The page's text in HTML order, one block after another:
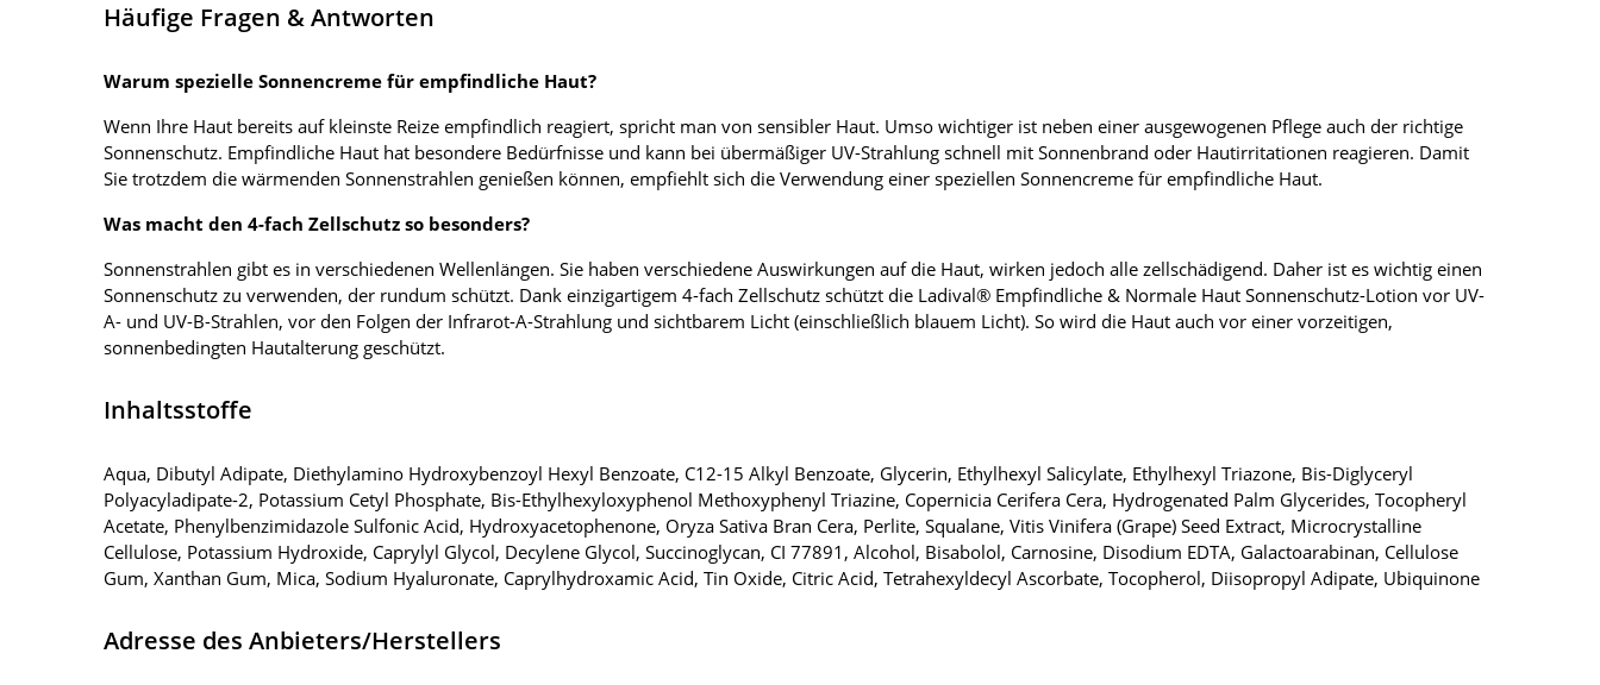
Häufige Fragen & Antworten
Warum spezielle Sonnencreme für empfindliche Haut?
Wenn Ihre Haut bereits auf kleinste Reize empfindlich reagiert, spricht man von sensibler Haut. Umso wichtiger ist neben einer ausgewogenen Pflege auch der richtige
Sonnenschutz. Empfindliche Haut hat besondere Bedürfnisse und kann bei übermäßiger UV-Strahlung schnell mit Sonnenbrand oder Hautirritationen reagieren. Damit
Sie trotzdem die wärmenden Sonnenstrahlen genießen können, empfiehlt sich die Verwendung einer speziellen Sonnencreme für empfindliche Haut.
Was macht den 4-fach Zellschutz so besonders?
Sonnenstrahlen gibt es in verschiedenen Wellenlängen. Sie haben verschiedene Auswirkungen auf die Haut, wirken jedoch alle zellschädigend. Daher ist es wichtig einen
Sonnenschutz zu verwenden, der rundum schützt. Dank einzigartigem 4-fach Zellschutz schützt die Ladival® Empfindliche & Normale Haut Sonnenschutz-Lotion vor UV-
A- und UV-B-Strahlen, vor den Folgen der Infrarot-A-Strahlung und sichtbarem Licht (einschließlich blauem Licht). So wird die Haut auch vor einer vorzeitigen,
sonnenbedingten Hautalterung geschützt.
Inhaltsstoffe
Aqua, Dibutyl Adipate, Diethylamino Hydroxybenzoyl Hexyl Benzoate, C12-15 Alkyl Benzoate, Glycerin, Ethylhexyl Salicylate, Ethylhexyl Triazone, Bis-Diglyceryl
Polyacyladipate-2, Potassium Cetyl Phosphate, Bis-Ethylhexyloxyphenol Methoxyphenyl Triazine, Copernicia Cerifera Cera, Hydrogenated Palm Glycerides, Tocopheryl
Acetate, Phenylbenzimidazole Sulfonic Acid, Hydroxyacetophenone, Oryza Sativa Bran Cera, Perlite, Squalane, Vitis Vinifera (Grape) Seed Extract, Microcrystalline
Cellulose, Potassium Hydroxide, Caprylyl Glycol, Decylene Glycol, Succinoglycan, CI 77891, Alcohol, Bisabolol, Carnosine, Disodium EDTA, Galactoarabinan, Cellulose
Gum, Xanthan Gum, Mica, Sodium Hyaluronate, Caprylhydroxamic Acid, Tin Oxide, Citric Acid, Tetrahexyldecyl Ascorbate, Tocopherol, Diisopropyl Adipate, Ubiquinone
Adresse des Anbieters/Herstellers